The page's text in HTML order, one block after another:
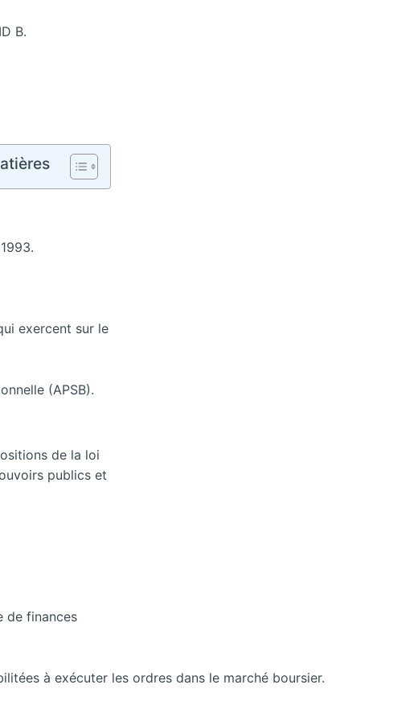
B.
exercent sur le
(APSB).
de la loi
publics et
de finances
à exécuter les ordres dans le marché boursier.